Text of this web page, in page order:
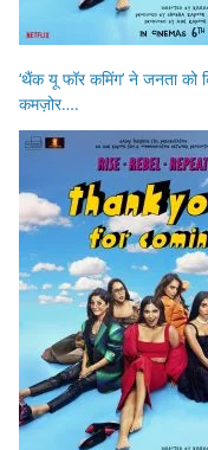
‘थैंक यू फॉर कमिंग’ ने जनता
कमज़ोर….